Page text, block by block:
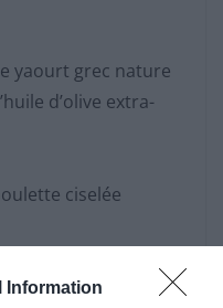
Information
yaourt grec nature
d’olive extra-
ciselée
chauffer une poêle